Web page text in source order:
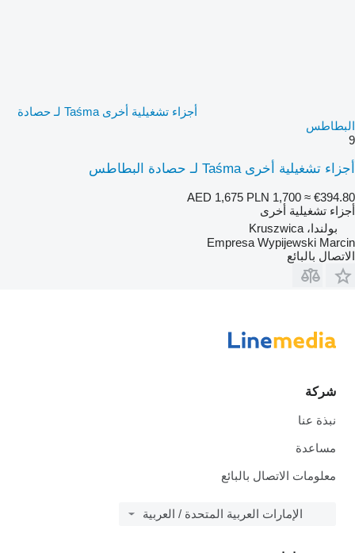
أجزاء تشغيلية أخرى Taśma لـ حصادة
البطاطس
9
أجزاء تشغيلية أخرى Taśma لـ حصادة البطاطس
AED 1,675 PLN 1,700 ≈ €394.80
أجزاء تشغيلية أخرى
بولندا، Kruszwica
Empresa Wypijewski Marcin
الاتصال بالبائع
شركة
نبذة عنا
مساعدة
معلومات الاتصال بالبائع
الإمارات العربية المتحدة / العربية